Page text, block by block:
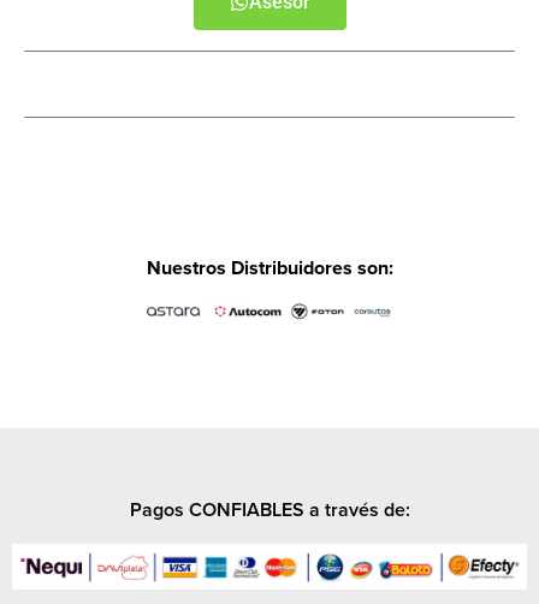
Nuestros Distribuidores son:
Pagos CONFIABLES a través de: